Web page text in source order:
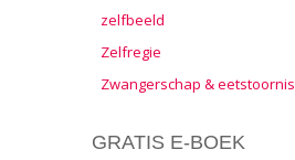
zelfbeeld
Zelfregie
Zwangerschap & eetstoornis
GRATIS E-BOEK